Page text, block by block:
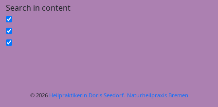
Search in content
© 2026 Heilpraktikerin Doris Seedorf- Naturheilpraxis Bremen